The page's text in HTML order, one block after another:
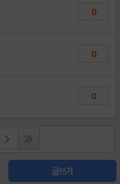
0
0
0
글쓰기